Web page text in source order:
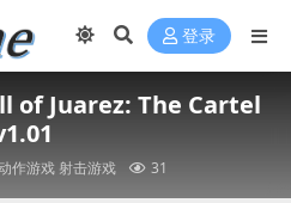
登录
of Juarez: The Cartel
作游戏 射击游戏 31